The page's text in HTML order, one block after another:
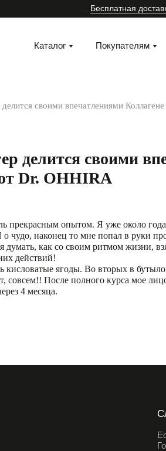
Бесплатная
Каталог Покупателям
делится своими впечатлениями
делится своими
Dr. OHHIRА
прекрасным опытом. Я уже около
наконец то мне попал в руки
как со своим ритмом жизни,
действий!
ягоды. Во вторых в
совсем!! После полного курса мое
4 месяца.